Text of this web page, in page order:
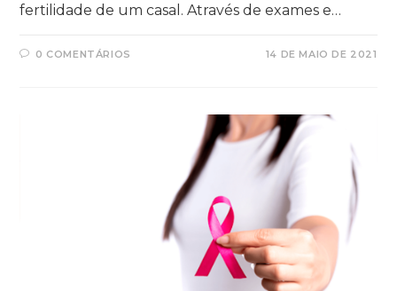
fertilidade de um casal. Através de exames e…
0 COMENTÁRIOS 14 DE MAIO DE 2021